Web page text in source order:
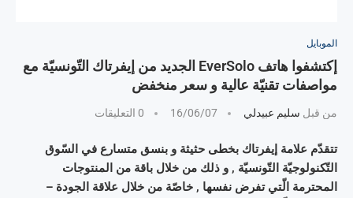
الموبايل
إكتشفوا هاتف EverSolo الجديد من إيفرتاك التّونسيّة مع
مواصفات تقنيّة عالية و سعر منخفض
من قبل سليم عبيدلي 16/06/07 0 التعليقات
تتقدّم علامة إيفرتاك بخطى حثيثة و بنسق متسارع في السّوق
التّكنولوجيّة التّونسيّة , و ذلك من خلال باقة من المنتوجات
المحترمة الّتي تفرض نفسها , خاصّة من خلال علاقة الجودة –